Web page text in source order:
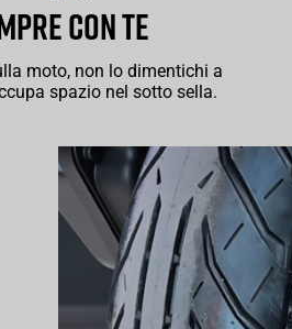
CON TE
moto, non lo dimentichi a
spazio nel sotto sella.